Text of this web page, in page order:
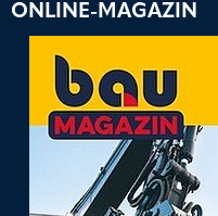
ONLINE-MAGAZIN